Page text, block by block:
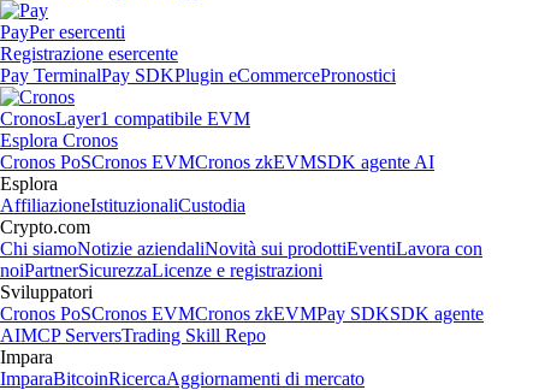
PayPer esercenti
Registrazione esercente
Pay TerminalPay SDKPlugin eCommercePronostici
CronosLayer1 compatibile EVM
Esplora Cronos
Cronos PoSCronos EVMCronos zkEVMSDK agente AI
Esplora
AffiliazioneIstituzionaliCustodia
Crypto.com
Chi siamoNotizie aziendaliNovità sui prodottiEventiLavora con
noiPartnerSicurezzaLicenze e registrazioni
Sviluppatori
Cronos PoSCronos EVMCronos zkEVMPay SDKSDK agente
AIMCP ServersTrading Skill Repo
Impara
ImparaBitcoinRicercaAggiornamenti di mercato